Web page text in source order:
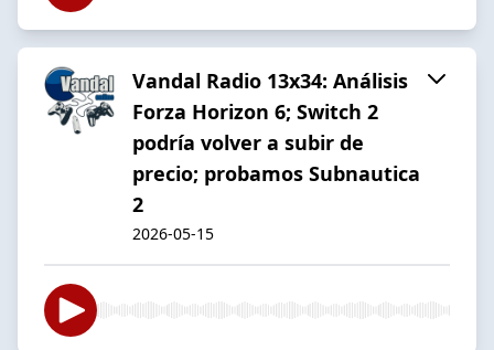
Vandal Radio 13x34: Análisis
Forza Horizon 6; Switch 2
podría volver a subir de
precio; probamos Subnautica
2
2026-05-15